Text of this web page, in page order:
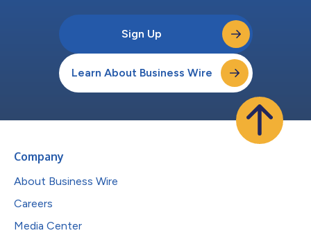
Sign Up
Learn About Business Wire
Company
About Business Wire
Careers
Media Center